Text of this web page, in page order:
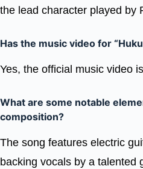
the lead character played by
Has the music video for
Yes, the official music video
What are some notable
composition?
The song features electric
backing vocals by a talented